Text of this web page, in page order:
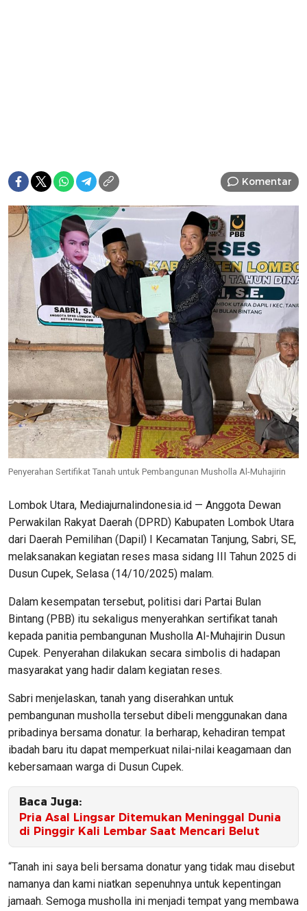
Komentar
Penyerahan Sertifikat Tanah untuk Pembangunan Musholla Al-Muhajirin
Lombok Utara, Mediajurnalindonesia.id — Anggota Dewan
Perwakilan Rakyat Daerah (DPRD) Kabupaten Lombok Utara
dari Daerah Pemilihan (Dapil) I Kecamatan Tanjung, Sabri, SE,
melaksanakan kegiatan reses masa sidang III Tahun 2025 di
Dusun Cupek, Selasa (14/10/2025) malam.
Dalam kesempatan tersebut, politisi dari Partai Bulan
Bintang (PBB) itu sekaligus menyerahkan sertifikat tanah
kepada panitia pembangunan Musholla Al-Muhajirin Dusun
Cupek. Penyerahan dilakukan secara simbolis di hadapan
masyarakat yang hadir dalam kegiatan reses.
Sabri menjelaskan, tanah yang diserahkan untuk
pembangunan musholla tersebut dibeli menggunakan dana
pribadinya bersama donatur. Ia berharap, kehadiran tempat
ibadah baru itu dapat memperkuat nilai-nilai keagamaan dan
kebersamaan warga di Dusun Cupek.
Baca Juga:
Pria Asal Lingsar Ditemukan Meninggal Dunia
di Pinggir Kali Lembar Saat Mencari Belut
“Tanah ini saya beli bersama donatur yang tidak mau disebut
namanya dan kami niatkan sepenuhnya untuk kepentingan
jamaah. Semoga musholla ini menjadi tempat yang membawa